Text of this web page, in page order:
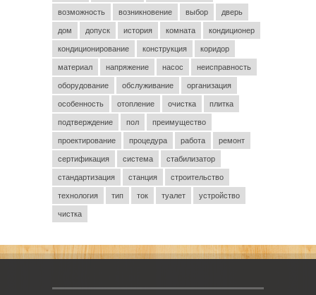
возможность возникновение выбор дверь
дом допуск история комната кондиционер
кондиционирование конструкция коридор
материал напряжение насос неисправность
оборудование обслуживание организация
особенность отопление очистка плитка
подтверждение пол преимущество
проектирование процедура работа ремонт
сертификация система стабилизатор
стандартизация станция строительство
технология тип ток туалет устройство
чистка